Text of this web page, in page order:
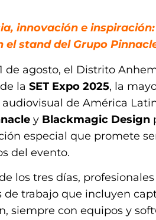
innovación e
el stand del Grupo
de agosto, el Distrito
la SET Expo 2025, la
de América
y Blackmagic Design
especial que promete
del evento.
los tres días,
de trabajo que incluyen
siempre con equipos y